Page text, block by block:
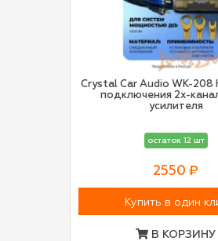
Crystal Car Audio WK-208
подключения 2х-
усилителя
остаток 12 шт
2550 ₽
Купить в один
В КОРЗИНУ